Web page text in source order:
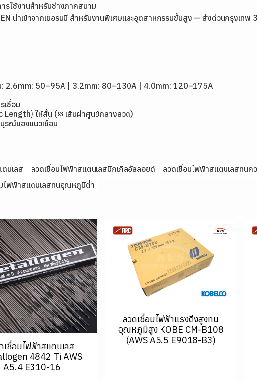
รใช้งานสำหรับช่างภาคสนาม
นำเข้าจากเยอรมนี สำหรับงานพิเศษและอุตสาหกรรมขั้นสูง — ส่งด่วนกรุงเทพ
: 2.6mm: 50–95A | 3.2mm: 80–130A | 4.0mm: 120–175A
เชื่อม
Length) ให้สั้น (≈ เส้นผ่าศูนย์กลางลวด)
รณ์ของแนวเชื่อม
ตนเลส ลวดเชื่อมไฟฟ้าสแตนเลสนิกเกิลอัลลอยด์
ลวดเชื่อมไฟฟ้าสแตนเลสทนค
ไฟฟ้าสแตนเลสทนอุณหภูมิต่ำ
เชื่อมไฟฟ้าสแตนเลส
4842 Ti AWS
A5.4 E310-16
ลวดเชื่อมไฟฟ้าแรงดึงสูงทน
อุณหภูมิสูง KOBE CM-B108
(AWS A5.5 E9018-B3)